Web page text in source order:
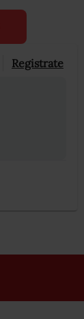
Registrate